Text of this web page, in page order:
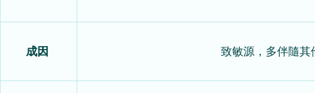
成因 致敏源，多伴隨